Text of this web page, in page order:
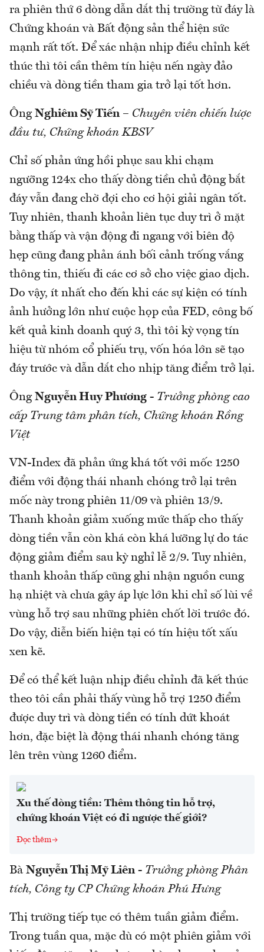
ra phiên thứ 6 dòng dẫn dắt thị trường từ đáy là
Chứng khoán và Bất động sản thể hiện sức
mạnh rất tốt. Để xác nhận nhịp điều chỉnh kết
thúc thì tôi cần thêm tín hiệu nến ngày đảo
chiều và dòng tiền tham gia trở lại tốt hơn.
Ông Nghiêm Sỹ Tiến– Chuyên viên chiến lược
đầu tư, Chứng khoán KBSV
Chỉ số phản ứng hồi phục sau khi chạm
ngưỡng 124x cho thấy dòng tiền chủ động bắt
đáy vẫn đang chờ đợi cho cơ hội giải ngân tốt.
Tuy nhiên, thanh khoản liên tục duy trì ở mặt
bằng thấp và vận động đi ngang với biên độ
hẹp cũng đang phản ánh bối cảnh trống vắng
thông tin, thiếu đi các cơ sở cho việc giao dịch.
Do vậy, ít nhất cho đến khi các sự kiện có tính
ảnh hưởng lớn như cuộc họp của FED, công bố
kết quả kinh doanh quý 3, thì tôi kỳ vọng tín
hiệu từ nhóm cổ phiếu trụ, vốn hóa lớn sẽ tạo
đáy trước và dẫn dắt cho nhịp tăng điểm trở lại.
Ông Nguyễn Huy Phương - Trưởng phòng cao
cấp Trung tâm phân tích, Chứng khoán Rồng
Việt
VN-Index đã phản ứng khá tốt với mốc 1250
điểm với động thái nhanh chóng trở lại trên
mốc này trong phiên 11/09 và phiên 13/9.
Thanh khoản giảm xuống mức thấp cho thấy
dòng tiền vẫn còn khá còn khá lưỡng lự do tác
động giảm điểm sau kỳ nghỉ lễ 2/9. Tuy nhiên,
thanh khoản thấp cũng ghi nhận nguồn cung
hạ nhiệt và chưa gây áp lực lớn khi chỉ số lùi về
vùng hỗ trợ sau những phiên chốt lời trước đó.
Do vậy, diễn biến hiện tại có tín hiệu tốt xấu
xen kẽ.
Để có thể kết luận nhịp điều chỉnh đã kết thúc
theo tôi cần phải thấy vùng hỗ trợ 1250 điểm
được duy trì và dòng tiền có tính dứt khoát
hơn, đặc biệt là động thái nhanh chóng tăng
lên trên vùng 1260 điểm.
Xu thế dòng tiền: Thêm thông tin hỗ trợ,
chứng khoán Việt có đi ngược thế giới?
Đọc thêm
Bà Nguyễn Thị Mỹ Liên- Trưởng phòng Phân
tích, Công ty CP Chứng khoán Phú Hưng
Thị trường tiếp tục có thêm tuần giảm điểm.
Trong tuần qua, mặc dù có một phiên giảm với